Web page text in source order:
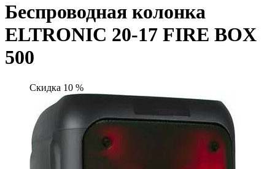
Беспроводная колонка
ELTRONIC 20-17 FIRE BOX
500
Скидка 10 %